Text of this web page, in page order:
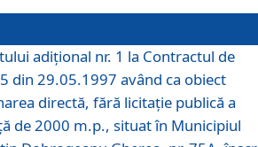
adiţional nr. 1 la Contractul de
din 29.05.1997 având ca obiect
directă, fără licitație publică a
de 2000 m.p., situat în Municipiul